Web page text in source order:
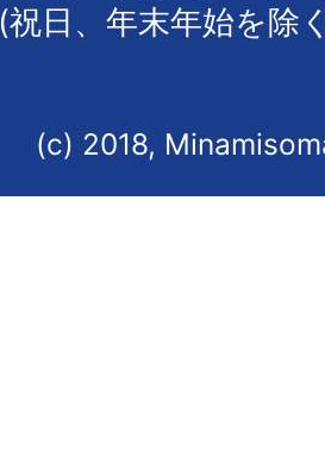
(祝日、年末年始を除
(c) 2018,